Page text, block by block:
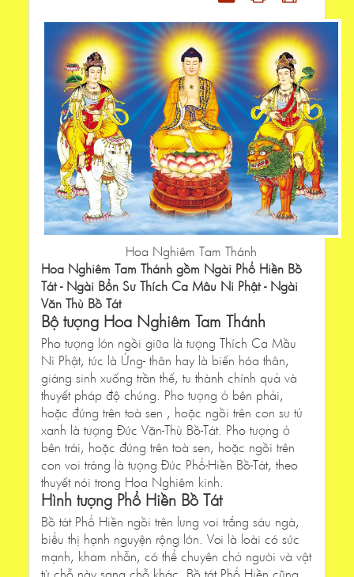
Hoa Nghiêm Tam Thánh
Hoa Nghiêm Tam Thánh gồm Ngài Phổ Hiền Bồ
Tát - Ngài Bổn Sư Thích Ca Mâu Ni Phật - Ngài
Văn Thù Bồ Tát
Bộ tượng Hoa Nghiêm Tam Thánh
Pho tượng lớn ngồi giữa là tượng Thích Ca Mầu
Ni Phật, tức là Ứng- thân hay là biến hóa thân,
giáng sinh xuống trần thế, tu thành chính quả và
thuyết pháp độ chúng. Pho tượng ở bên phải,
hoặc đứng trên toà sen , hoặc ngồi trên con sư tử
xanh là tượng Đức Văn-Thù Bồ-Tát. Pho tượng ở
bên trái, hoặc đứng trên toà sen, hoặc ngồi trên
con voi tráng là tượng Đức Phổ-Hiền Bồ-Tát, theo
thuyết nói trong Hoa Nghiêm kinh.
Hình tượng Phổ Hiền Bồ Tát
Bồ tát Phổ Hiền ngồi trên lưng voi trắng sáu ngà,
biểu thị hạnh nguyện rộng lớn. Voi là loài có sức
mạnh, kham nhẫn, có thể chuyên chở người và vật
từ chỗ này sang chỗ khác. Bồ tát Phổ Hiền cũng